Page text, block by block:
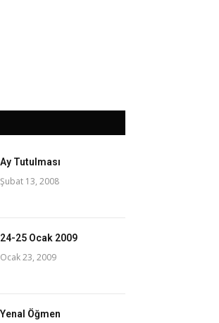
Ay Tutulması
Şubat 13, 2008
24-25 Ocak 2009
Ocak 23, 2009
Yenal Öğmen